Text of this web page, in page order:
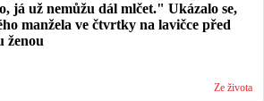
já už nemůžu dál mlčet." Ukázalo se,
manžela ve čtvrtky na lavičce před
ženou
Ze života